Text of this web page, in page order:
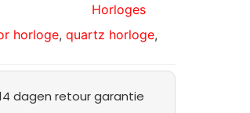
Horloges
horloge, quartz horloge,
dagen retour garantie